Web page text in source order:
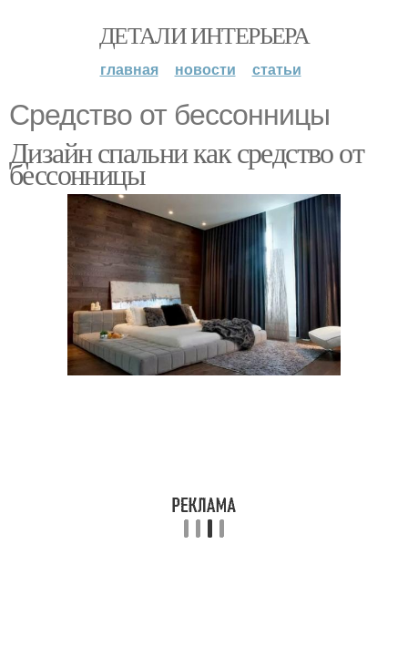
ДЕТАЛИ ИНТЕРЬЕРА
главная новости статьи
Средство от бессонницы
Дизайн спальни как средство от
бессонницы